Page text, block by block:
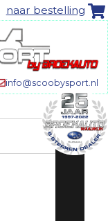
naar bestelling
info@scoobysport.nl